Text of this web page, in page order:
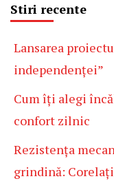
Stiri recente
Lansarea
independenței”
Cum îți alegi
confort zilnic
Rezistența
grindină: